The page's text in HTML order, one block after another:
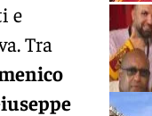
e
Tra